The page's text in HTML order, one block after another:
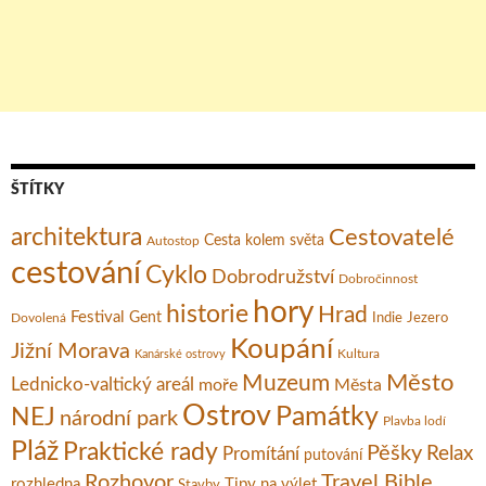
ŠTÍTKY
architektura Autostop Cesta kolem světa Cestovatelé
cestování Cyklo Dobrodružství Dobročinnost
Dovolená Festival Gent historie hory Hrad Indie Jezero
Jižní Morava Kanárské ostrovy Koupání Kultura
Lednicko-valtický areál moře Muzeum Města Město
NEJ národní park Ostrov Památky Plavba lodí
Pláž Praktické rady Promítání putování Pěšky Relax